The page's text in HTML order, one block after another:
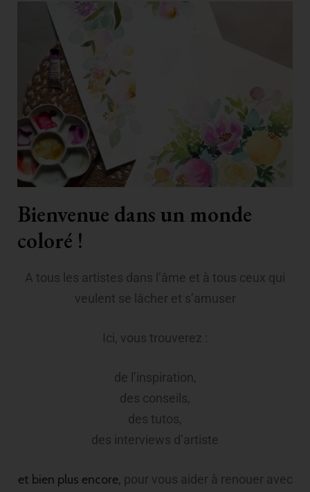
Bienvenue dans un monde
coloré !
A tous les artistes dans l’âme et à tous ceux qui
veulent se lâcher et s’amuser
Ici, vous trouverez :
de l’inspiration,
des conseils,
des tutos,
des interviews d’artiste
et bien plus encore, pour vous aider à renouer avec